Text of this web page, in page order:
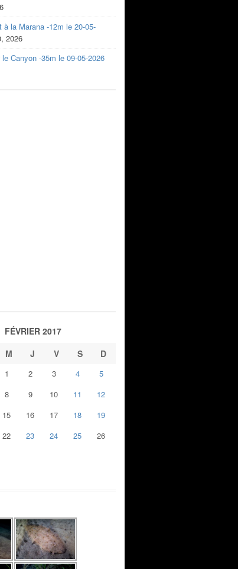
à la Marana -12m le 20-05-
2026
Canyon -35m le 09-05-2026
FÉVRIER 2017
M J V S D
1 2 3 4
5
8 9 10 11
12
15 16 17 18
19
22 23 24 25
26